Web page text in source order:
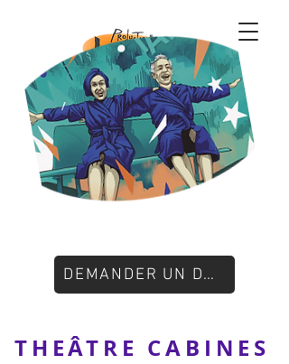
DEMANDER UN DEVIS
THEÂTRE CABINES